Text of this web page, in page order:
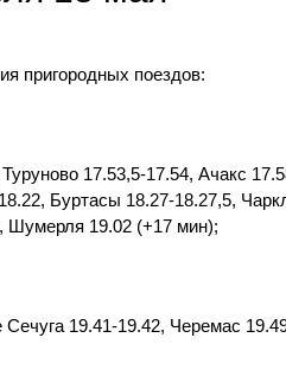
пригородных поездов:
17.53,5-17.54, Ачакс
Буртасы 18.27-18.27,5,
Шумерля 19.02 (+17 мин);
19.41-19.42, Черемас